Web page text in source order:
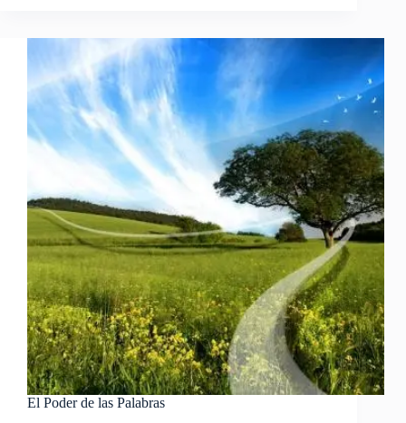
El Poder de las Palabras